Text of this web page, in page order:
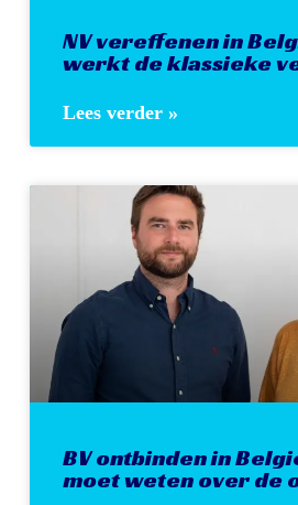
NV vereffenen in
werkt de klassieke
Lees verder »
BV ontbinden in
moet weten over de